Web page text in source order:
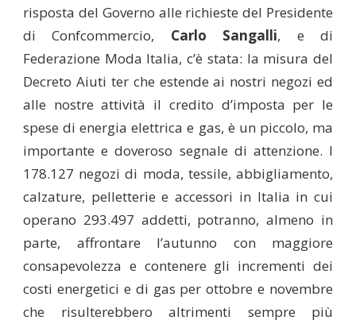
risposta del Governo alle richieste del Presidente
di Confcommercio, Carlo Sangalli, e di
Federazione Moda Italia, c’è stata: la misura del
Decreto Aiuti ter che estende ai nostri negozi ed
alle nostre attività il credito d’imposta per le
spese di energia elettrica e gas, è un piccolo, ma
importante e doveroso segnale di attenzione. I
178.127 negozi di moda, tessile, abbigliamento,
calzature, pelletterie e accessori in Italia in cui
operano 293.497 addetti, potranno, almeno in
parte, affrontare l’autunno con maggiore
consapevolezza e contenere gli incrementi dei
costi energetici e di gas per ottobre e novembre
che risulterebbero altrimenti sempre più